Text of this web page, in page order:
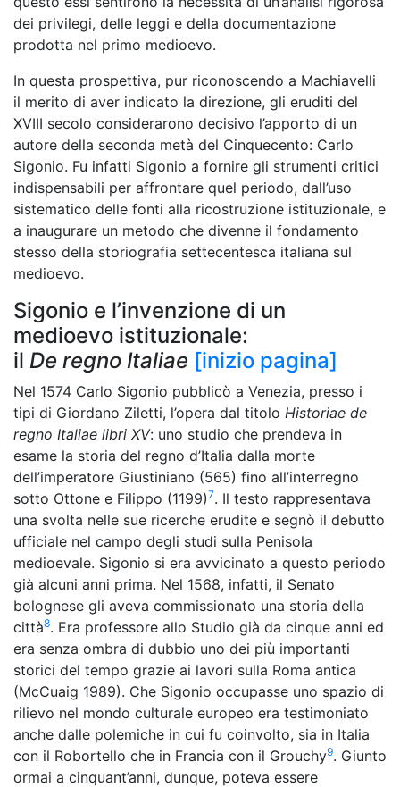
dei privilegi, delle leggi e della documentazione
prodotta nel primo medioevo.
In questa prospettiva, pur riconoscendo a Machiavelli
il merito di aver indicato la direzione, gli eruditi del
XVIII secolo considerarono decisivo l’apporto di un
autore della seconda metà del Cinquecento: Carlo
Sigonio. Fu infatti Sigonio a fornire gli strumenti critici
indispensabili per affrontare quel periodo, dall’uso
sistematico delle fonti alla ricostruzione istituzionale, e
a inaugurare un metodo che divenne il fondamento
stesso della storiografia settecentesca italiana sul
medioevo.
Sigonio e l’invenzione di un
medioevo istituzionale:
il De regno Italiae [inizio pagina]
Nel 1574 Carlo Sigonio pubblicò a Venezia, presso i
tipi di Giordano Ziletti, l’opera dal titolo Historiae de
regno Italiae libri XV: uno studio che prendeva in
esame la storia del regno d’Italia dalla morte
dell’imperatore Giustiniano (565) fino all’interregno
sotto Ottone e Filippo (1199)7. Il testo rappresentava
una svolta nelle sue ricerche erudite e segnò il debutto
ufficiale nel campo degli studi sulla Penisola
medioevale. Sigonio si era avvicinato a questo periodo
già alcuni anni prima. Nel 1568, infatti, il Senato
bolognese gli aveva commissionato una storia della
città8. Era professore allo Studio già da cinque anni ed
era senza ombra di dubbio uno dei più importanti
storici del tempo grazie ai lavori sulla Roma antica
(McCuaig 1989). Che Sigonio occupasse uno spazio di
rilievo nel mondo culturale europeo era testimoniato
anche dalle polemiche in cui fu coinvolto, sia in Italia
con il Robortello che in Francia con il Grouchy9. Giunto
ormai a cinquant’anni, dunque, poteva essere